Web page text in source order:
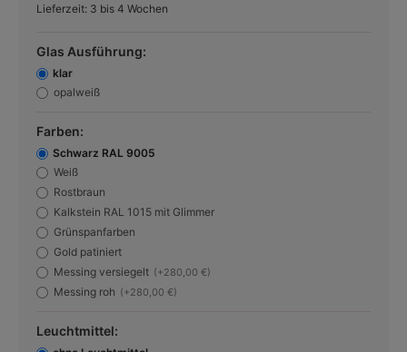
Lieferzeit: 3 bis 4 Wochen
Glas Ausführung:
klar
opalweiß
Farben:
Schwarz RAL 9005
Weiß
Rostbraun
Kalkstein RAL 1015 mit Glimmer
Grünspanfarben
Gold patiniert
Messing versiegelt (+280,00 €)
Messing roh (+280,00 €)
Leuchtmittel: